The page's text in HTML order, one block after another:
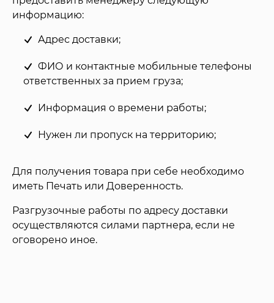
информацию:
Адрес доставки;
ФИО и контактные мобильные телефоны
ответственных за прием груза;
Информация о времени работы;
Нужен ли пропуск на территорию;
Для получения товара при себе необходимо
иметь Печать или Доверенность.
Разгрузочные работы по адресу доставки
осуществляются силами партнера, если не
оговорено иное.